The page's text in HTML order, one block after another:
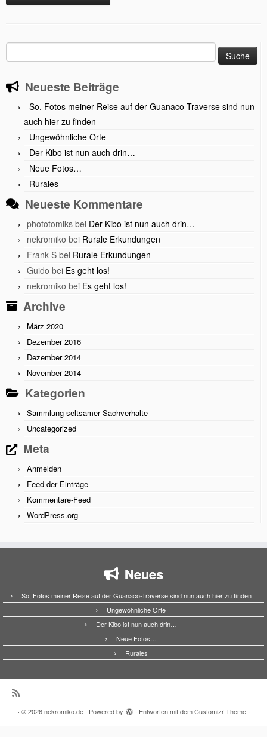
nach:
Neueste Beiträge
So, Fotos meiner Reise auf der Guanaco-Traverse sind nun
auch hier zu finden
Ungewöhnliche Orte
Der Kibo ist nun auch drin…
Neue Fotos…
Rurales
Neueste Kommentare
phototomiks bei Der Kibo ist nun auch drin…
nekromiko bei Rurale Erkundungen
Frank S bei Rurale Erkundungen
Guido bei Es geht los!
nekromiko bei Es geht los!
Archive
März 2020
Dezember 2016
Dezember 2014
November 2014
Kategorien
Sammlung seltsamer Sachverhalte
Uncategorized
Meta
Anmelden
Feed der Einträge
Kommentare-Feed
WordPress.org
Neues
So, Fotos meiner Reise auf der Guanaco-Traverse sind nun auch hier zu finden
Ungewöhnliche Orte
Der Kibo ist nun auch drin…
Neue Fotos…
Rurales
· © 2026 nekromiko.de· Powered by · Entworfen mit demCustomizr-Theme·